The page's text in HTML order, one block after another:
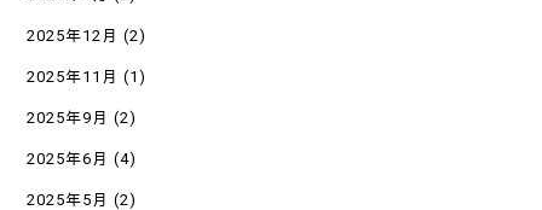
2025年12月 (2)
2025年11月 (1)
2025年9月 (2)
2025年6月 (4)
2025年5月 (2)